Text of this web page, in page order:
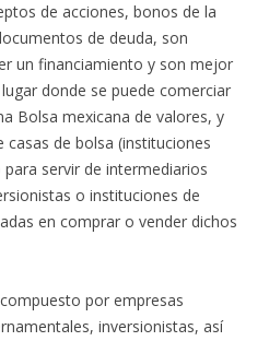
de acciones, bonos de la
de deuda, son
un financiamiento y son mejor
lugar donde se puede comerciar
Bolsa mexicana de valores, y
casas de bolsa (instituciones
servir de intermediarios
o instituciones de
en comprar o vender dichos
por empresas
inversionistas, así